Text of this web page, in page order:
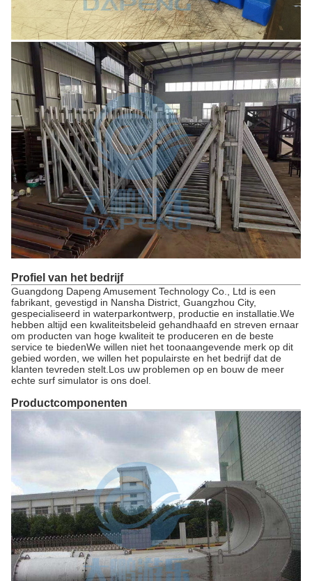
Profiel van het bedrijf
Guangdong Dapeng Amusement Technology Co., Ltd is een
fabrikant, gevestigd in Nansha District, Guangzhou City,
gespecialiseerd in waterparkontwerp, productie en installatie.We
hebben altijd een kwaliteitsbeleid gehandhaafd en streven ernaar
om producten van hoge kwaliteit te produceren en de beste
service te biedenWe willen niet het toonaangevende merk op dit
gebied worden, we willen het populairste en het bedrijf dat de
klanten tevreden stelt.Los uw problemen op en bouw de meer
echte surf simulator is ons doel.
Productcomponenten